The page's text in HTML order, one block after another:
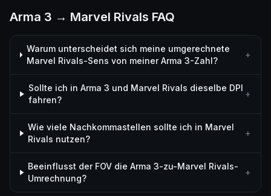
Arma 3 → Marvel Rivals FAQ
Warum unterscheidet sich meine umgerechnete
Marvel Rivals-Sens von meiner Arma 3-Zahl?
+
Sollte ich in Arma 3 und Marvel Rivals dieselbe DPI
fahren?
+
Wie viele Nachkommastellen sollte ich in Marvel
Rivals nutzen?
+
Beeinflusst der FOV die Arma 3-zu-Marvel Rivals-
Umrechnung?
+